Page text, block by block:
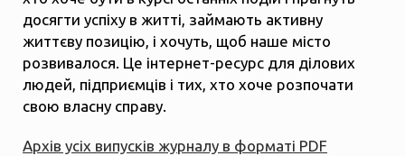
досягти успіху в житті, займають активну
життєву позицію, і хочуть, щоб наше місто
розвивалося. Це інтернет-ресурс для ділових
людей, підприємців і тих, хто хоче розпочати
свою власну справу.
Архів усіх випусків журналу в форматі PDF